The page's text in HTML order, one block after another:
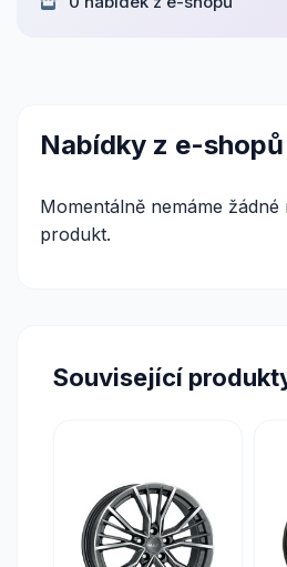
Nabídky z e-shopů
Momentálně nemáme
produkt.
Související